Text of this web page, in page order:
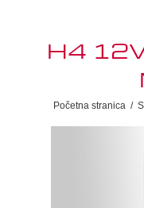
H4
Početna stranica /